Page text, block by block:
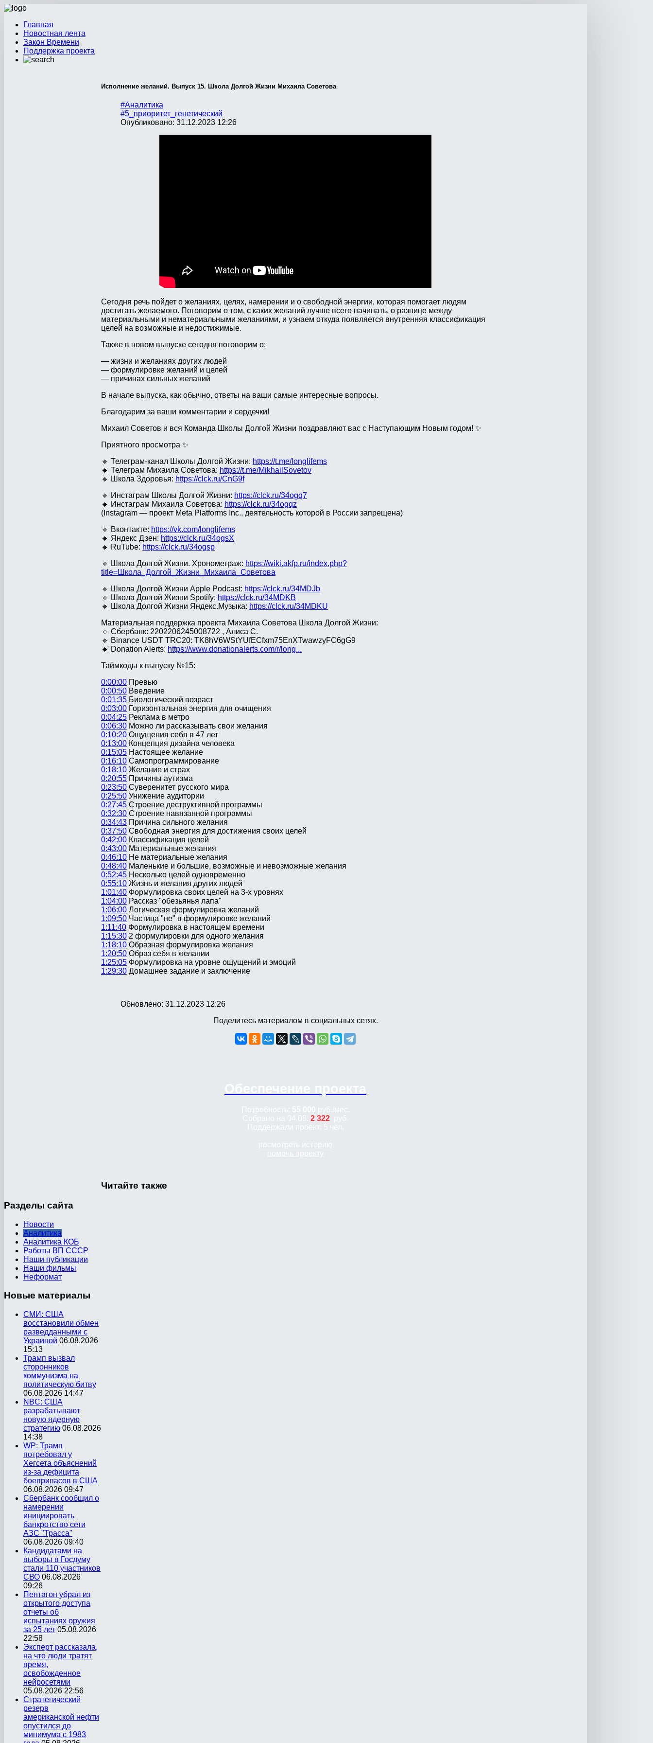
Главная
Новостная лента
Закон Времени
Поддержка проекта
Исполнение желаний. Выпуск 15. Школа Долгой Жизни Михаила Советова
#Аналитика
#5_приоритет_генетический
Опубликовано: 31.12.2023 12:26
Сегодня речь пойдет о желаниях, целях, намерении и о свободной энергии, которая помогает людям
достигать желаемого. Поговорим о том, с каких желаний лучше всего начинать, о разнице между
материальными и нематериальными желаниями, и узнаем откуда появляется внутренняя классификация
целей на возможные и недостижимые.
Также в новом выпуске сегодня поговорим о:
— жизни и желаниях других людей
— формулировке желаний и целей
— причинах сильных желаний
В начале выпуска, как обычно, ответы на ваши самые интересные вопросы.
Благодарим за ваши комментарии и сердечки!
Михаил Советов и вся Команда Школы Долгой Жизни поздравляют вас с Наступающим Новым годом! ✨
Приятного просмотра ✨
🔸 Телеграм-канал Школы Долгой Жизни: https://t.me/longlifems
🔸 Телеграм Михаила Советова: https://t.me/MikhailSovetov
🔸 Школа Здоровья: https://clck.ru/CnG9f
🔸 Инстаграм Школы Долгой Жизни: https://clck.ru/34ogq7
🔸 Инстаграм Михаила Советова: https://clck.ru/34ogqz
(Instagram — проект Meta Platforms Inc., деятельность которой в России запрещена)
🔸 Вконтакте: https://vk.com/longlifems
🔸 Яндекс Дзен: https://clck.ru/34ogsX
🔸 RuTube: https://clck.ru/34ogsp
🔸 Школа Долгой Жизни. Хронометраж: https://wiki.akfp.ru/index.php?
title=Школа_Долгой_Жизни_Михаила_Советова
🔸 Школа Долгой Жизни Apple Podcast: https://clck.ru/34MDJb
🔸 Школа Долгой Жизни Spotify: https://clck.ru/34MDKB
🔸 Школа Долгой Жизни Яндекс.Музыка: https://clck.ru/34MDKU
Материальная поддержка проекта Михаила Советова Школа Долгой Жизни:
🔹 Сбербанк: 2202206245008722 , Алиса С.
🔹 Binance USDT TRC20: TK8hV6WStYUfECfxm75EnXTwawzyFC6gG9
🔹 Donation Alerts: https://www.donationalerts.com/r/long...
Таймкоды к выпуску №15:
0:00:00 Превью
0:00:50 Введение
0:01:35 Биологический возраст
0:03:00 Горизонтальная энергия для очищения
0:04:25 Реклама в метро
0:06:30 Можно ли рассказывать свои желания
0:10:20 Ощущения себя в 47 лет
0:13:00 Концепция дизайна человека
0:15:05 Настоящее желание
0:16:10 Самопрограммирование
0:18:10 Желание и страх
0:20:55 Причины аутизма
0:23:50 Суверенитет русского мира
0:25:50 Унижение аудитории
0:27:45 Строение деструктивной программы
0:32:30 Строение навязанной программы
0:34:43 Причина сильного желания
0:37:50 Свободная энергия для достижения своих целей
0:42:00 Классификация целей
0:43:00 Материальные желания
0:46:10 Не материальные желания
0:48:40 Маленькие и большие, возможные и невозможные желания
0:52:45 Несколько целей одновременно
0:55:10 Жизнь и желания других людей
1:01:40 Формулировка своих целей на 3-х уровнях
1:04:00 Рассказ "обезьянья лапа"
1:06:00 Логическая формулировка желаний
1:09:50 Частица "не" в формулировке желаний
1:11:40 Формулировка в настоящем времени
1:15:30 2 формулировки для одного желания
1:18:10 Образная формулировка желания
1:20:50 Образ себя в желании
1:25:05 Формулировка на уровне ощущений и эмоций
1:29:30 Домашнее задание и заключение
Обновлено: 31.12.2023 12:26
Поделитесь материалом в социальных сетях.
2 322
Читайте также
Разделы сайта
Новости
Аналитика
Аналитика КОБ
Работы ВП СССР
Наши публикации
Наши фильмы
Неформат
Новые материалы
СМИ: США
восстановили обмен
разведданными с
Украиной 06.08.2026
15:13
Трамп вызвал
сторонников
коммунизма на
политическую битву
06.08.2026 14:47
NBC: США
разрабатывают
новую ядерную
стратегию 06.08.2026
14:38
WP: Трамп
потребовал у
Хегсета объяснений
из-за дефицита
боеприпасов в США
06.08.2026 09:47
Сбербанк сообщил о
намерении
инициировать
банкротство сети
АЗС "Трасса"
06.08.2026 09:40
Кандидатами на
выборы в Госдуму
стали 110 участников
СВО 06.08.2026
09:26
Пентагон убрал из
открытого доступа
отчеты об
испытаниях оружия
за 25 лет 05.08.2026
22:58
Эксперт рассказала,
на что люди тратят
время,
освобожденное
нейросетями
05.08.2026 22:56
Стратегический
резерв
американской нефти
опустился до
минимума с 1983